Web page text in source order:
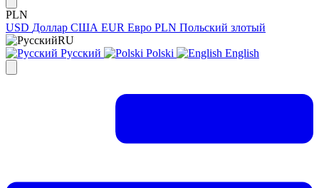
PLN
USD Доллар США EUR Евро PLN Польский злотый
RU
Русский
Polski English